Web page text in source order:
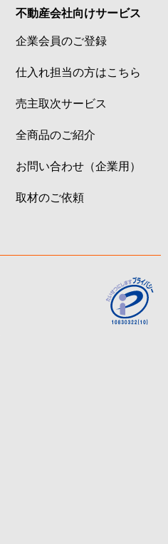
不動産会社向けサービス
企業会員のご登録
仕入れ担当の方はこちら
売主取次サービス
全商品のご紹介
お問い合わせ（企業用）
取材のご依頼